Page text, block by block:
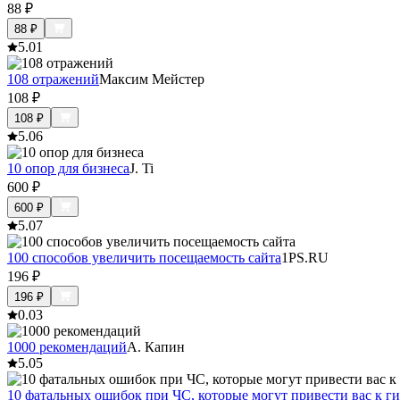
88 ₽
88 ₽
5.01
108 отраженийМаксим Мейстер
108 ₽
108 ₽
5.06
10 опор для бизнесаJ. Ti
600 ₽
600 ₽
5.07
100 способов увеличить посещаемость сайта1PS.RU
196 ₽
196 ₽
0.03
1000 рекомендацийА. Капин
5.05
10 фатальных ошибок при ЧС, которые могут привести вас к